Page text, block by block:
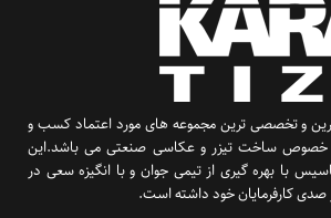
و تخصصی ترین مجموعه های مورد اعتماد کسب و
خصوص ساخت تیزر و عکاسی صنعتی می باشد.این
با بهره گیری از تیمی جوان و با انگیزه سعی در
کارفرمایان خود داشته است.